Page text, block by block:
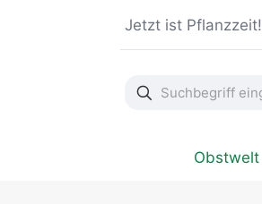
Jetzt ist Pflanzzeit!
Suchbegriff
eingeben
Obstwelt